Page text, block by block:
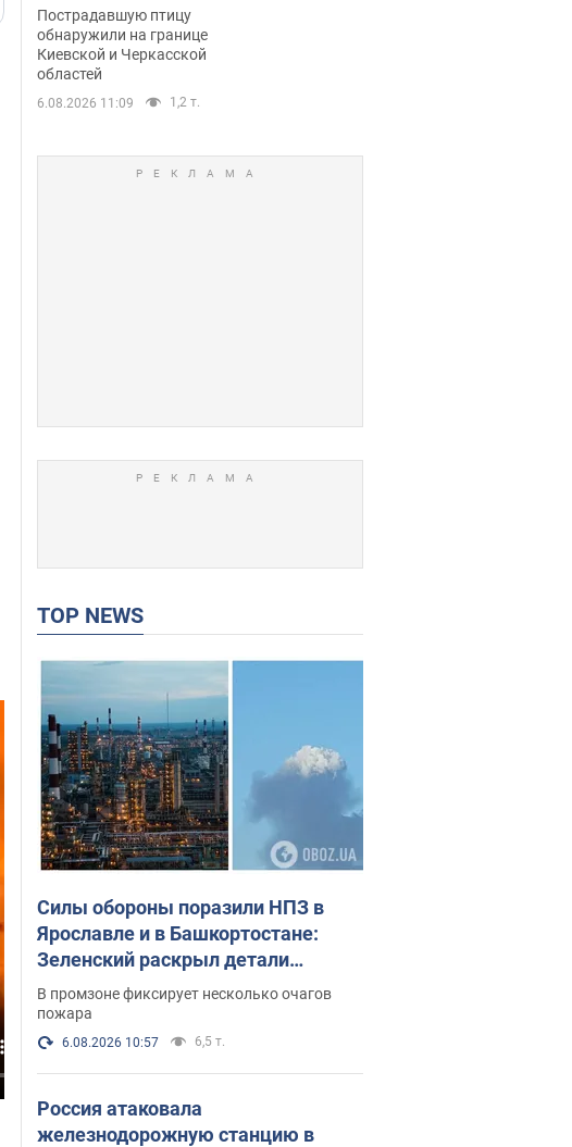
нетипичный маршрут.
Фото
Пострадавшую птицу
обнаружили на границе
Киевской и Черкасской
областей
6.08.2026 11:09 1,2 т.
TOP NEWS
Силы обороны поразили НПЗ в
Ярославле и в Башкортостане:
Зеленский раскрыл детали
операции. Фото и видео
В промзоне фиксирует несколько очагов
пожара
6.08.2026 10:57 6,5 т.
Россия атаковала
железнодорожную станцию в